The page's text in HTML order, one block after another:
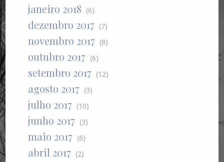
janeiro 2018 (6)
dezembro 2017 (7)
novembro 2017 (8)
outubro 2017 (6)
setembro 2017 (12)
agosto 2017 (3)
julho 2017 (10)
junho 2017 (3)
maio 2017 (6)
abril 2017 (2)